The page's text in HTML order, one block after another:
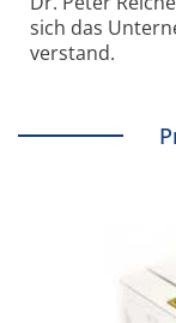
sich das
verstand.